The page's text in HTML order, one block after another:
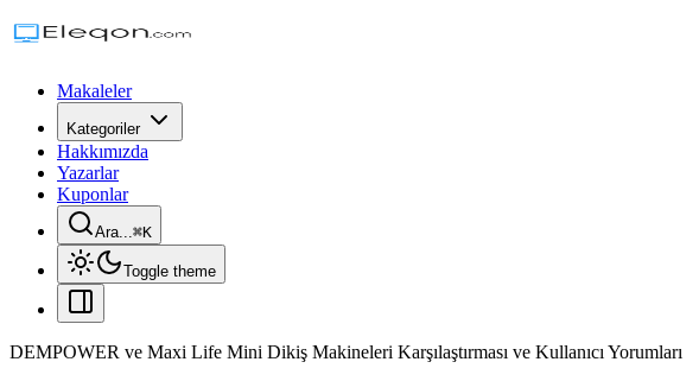
Makaleler
Kategoriler
Hakkımızda
Yazarlar
Kuponlar
Ara...⌘K
Toggle theme
DEMPOWER ve Maxi Life Mini Dikiş Makineleri Karşılaştırması ve Kullanıcı Yorumları